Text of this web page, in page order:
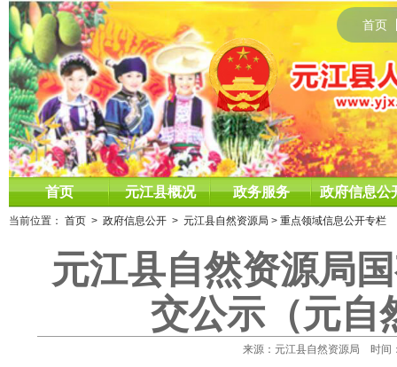
首页
首页 元江县概况 政务服务 政府信息公
当前位置： 首页 > 政府信息公开 > 元江县自然资源局 > 重点领域信息公开专栏
元江县自然资源局
交公示（元自
来源：元江县自然资源局 时间